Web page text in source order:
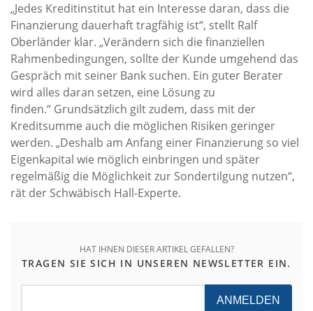
„Jedes Kreditinstitut hat ein Interesse daran, dass die
Finanzierung dauerhaft tragfähig ist“, stellt Ralf
Oberländer klar. „Verändern sich die finanziellen
Rahmenbedingungen, sollte der Kunde umgehend das
Gespräch mit seiner Bank suchen. Ein guter Berater
wird alles daran setzen, eine Lösung zu
finden.“ Grundsätzlich gilt zudem, dass mit der
Kreditsumme auch die möglichen Risiken geringer
werden. „Deshalb am Anfang einer Finanzierung so viel
Eigenkapital wie möglich einbringen und später
regelmäßig die Möglichkeit zur Sondertilgung nutzen“,
rät der Schwäbisch Hall-Experte.
HAT IHNEN DIESER ARTIKEL GEFALLEN?
TRAGEN SIE SICH IN UNSEREN NEWSLETTER EIN.
ANMELDEN